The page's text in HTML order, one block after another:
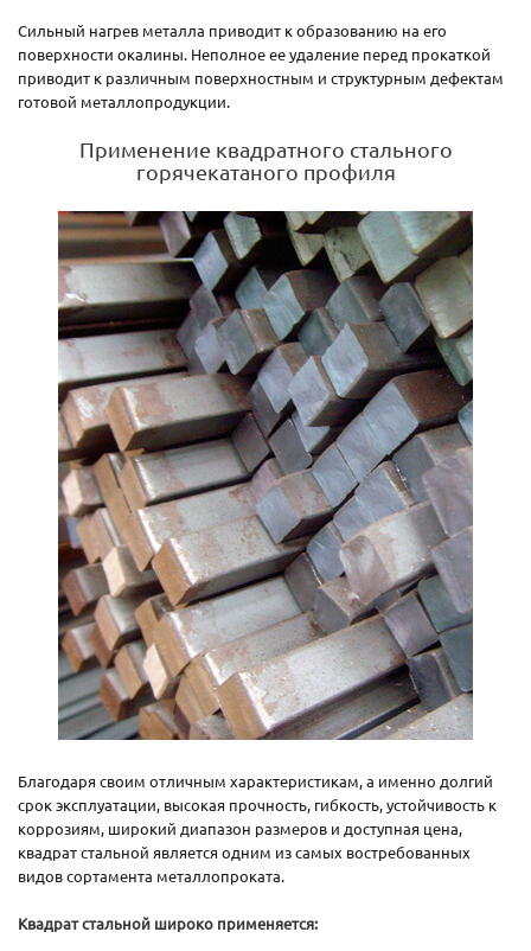
Сильный нагрев металла приводит к образованию на его
поверхности окалины. Неполное ее удаление перед прокаткой
приводит к различным поверхностным и структурным дефектам
готовой металлопродукции.
Применение квадратного стального
горячекатаного профиля
Благодаря своим отличным характеристикам, а именно долгий
срок эксплуатации, высокая прочность, гибкость, устойчивость к
коррозиям, широкий диапазон размеров и доступная цена,
квадрат стальной является одним из самых востребованных
видов сортамента металлопроката.
Квадрат стальной широко применяется: